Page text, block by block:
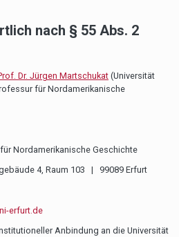
nach § 55 Abs. 2
Dr. Jürgen Martschukat (Universität
für Nordamerikanische
Nordamerikanische Geschichte
4, Raum 103 | 99089 Erfurt
erfurt.de
Anbindung an die Universität